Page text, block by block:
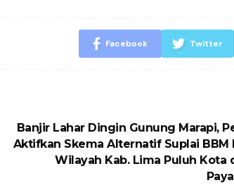
Facebook Twitter
Banjir Lahar Dingin Gunung Marapi,
Aktifkan Skema Alternatif Suplai BBM
Wilayah Kab. Lima Puluh Kota